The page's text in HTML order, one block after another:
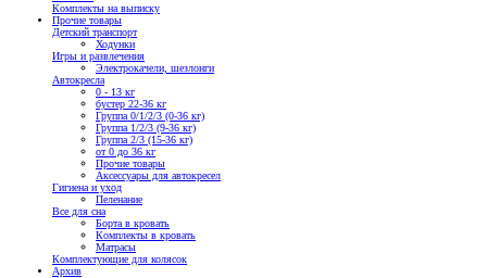
Комплекты на выписку
Прочие товары
Детский транспорт
Ходунки
Игры и развлечения
Электрокачели, шезлонги
Автокресла
0 - 13 кг
бустер 22-36 кг
Группа 0/1/2/3 (0-36 кг)
Группа 1/2/3 (9-36 кг)
Группа 2/3 (15-36 кг)
от 0 до 36 кг
Прочие товары
Аксессуары для автокресел
Гигиена и уход
Пеленание
Все для сна
Борта в кровать
Комплекты в кровать
Матрасы
Комплектующие для колясок
Архив